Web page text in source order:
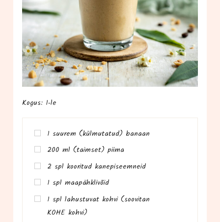
Kogus: 1‑le
1 suu­rem (kül­mu­ta­tud) banaan
200 ml (taim­set) piima
2 spl koo­ri­tud kanepiseemneid
1 spl maapähklivõid
1 spl lahus­tu­vat koh­vi (soo­vi­tan
KOHE kohvi)